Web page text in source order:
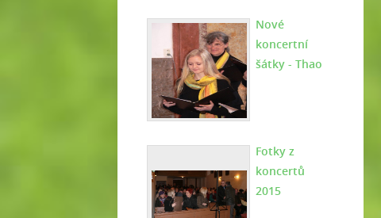
Nové
koncertní
šátky - Thao
Fotky z
koncertů
2015